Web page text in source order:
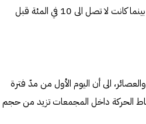
وقال إن نسبة التسوق حاليا مرضية جدا وتتجاوز الـ80 في المئة، بينما كانت لا تصل الى 10 في المئة قبل
الى أن اليوم الأول من مدّ فترة
الحركة داخل المجمعات تزيد من حجم